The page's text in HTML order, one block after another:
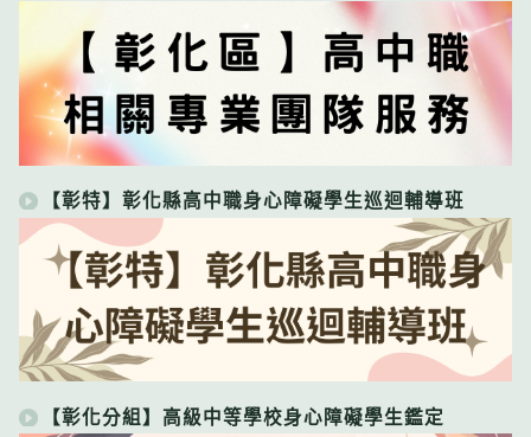
【彰特】彰化縣高中職身心障礙學生巡迴輔導班
【彰化分組】高級中等學校身心障礙學生鑑定